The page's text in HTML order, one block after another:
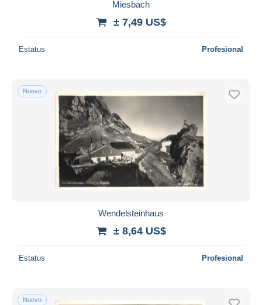
Miesbach
± 7,49 US$
Estatus Profesional
Nuevo
Wendelsteinhaus
± 8,64 US$
Estatus Profesional
Nuevo